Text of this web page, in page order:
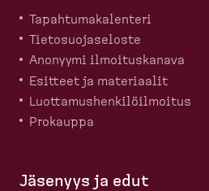
Tapahtu­ma­ka­lenteri
Tietosuo­ja­seloste
Anonyymi ilmoitus­kanava
Esitteet ja materiaalit
Luotta­mus­hen­ki­löil­moitus
Prokauppa
Jäsenyys ja edut